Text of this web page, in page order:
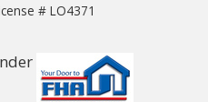
# LO4371